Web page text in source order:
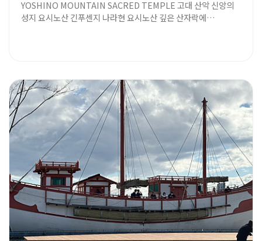
YOSHINO MOUNTAIN SACRED TEMPLE 고대 산악 신앙의
성지 요시노산 긴푸센지 나라현 요시노산 깊은 산자락에…